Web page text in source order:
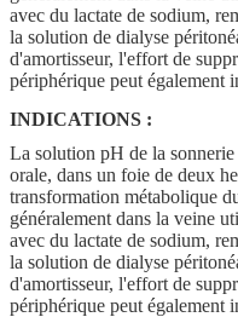
avec du lactate de sodium,
la solution de dialyse
d'amortisseur, l'effort de
périphérique peut également
INDICATIONS :
La solution pH de la
orale, dans un foie de deux
transformation métabolique
généralement dans la veine
avec du lactate de sodium,
la solution de dialyse
d'amortisseur, l'effort de
périphérique peut également